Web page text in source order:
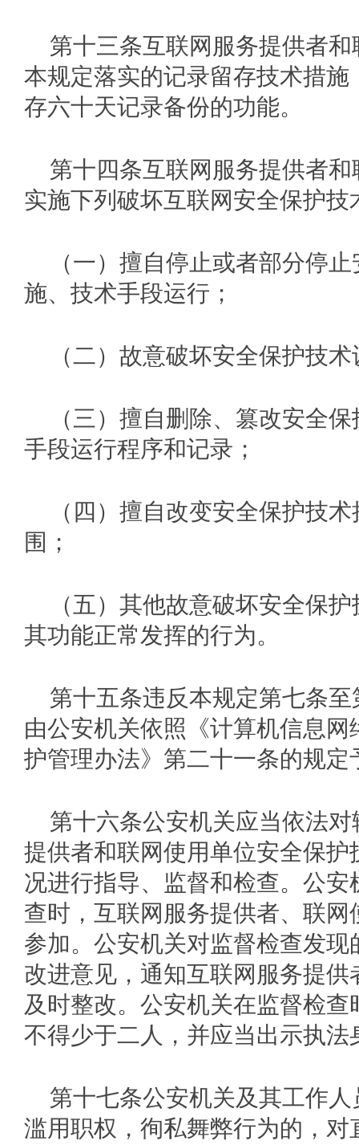
第十三条互联网服务提供者
本规定落实的记录留存技术措施
存六十天记录备份的功能。
第十四条互联网服务提供者
实施下列破坏互联网安全保护技
（一）擅自停止或者部分停
施、技术手段运行；
（二）故意破坏安全保护技
（三）擅自删除、篡改安全
手段运行程序和记录；
（四）擅自改变安全保护技
围；
（五）其他故意破坏安全保
其功能正常发挥的行为。
第十五条违反本规定第七条
由公安机关依照《计算机信息网
护管理办法》第二十一条的规定
第十六条公安机关应当依法
提供者和联网使用单位安全保护
况进行指导、监督和检查。公安
查时，互联网服务提供者、联网
参加。公安机关对监督检查发现
改进意见，通知互联网服务提供
及时整改。公安机关在监督检查
不得少于二人，并应当出示执法
第十七条公安机关及其工作
滥用职权，徇私舞弊行为的，对